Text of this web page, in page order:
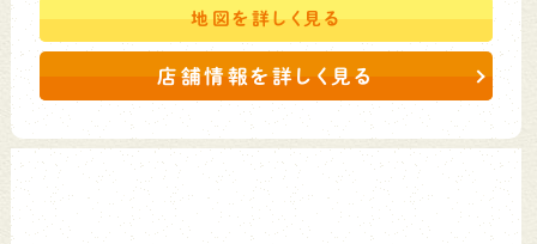
地図を詳しく見る
店舗情報を詳しく見る